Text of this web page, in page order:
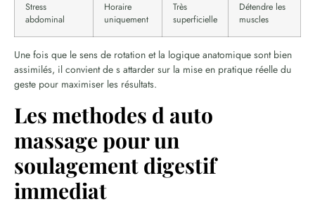
Stress
abdominal
Horaire
uniquement
Très
superficielle
Détendre les
muscles
Une fois que le sens de rotation et la logique anatomique sont bien
assimilés, il convient de s attarder sur la mise en pratique réelle du
geste pour maximiser les résultats.
Les methodes d auto
massage pour un
soulagement digestif
immediat